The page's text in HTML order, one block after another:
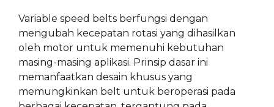
Variable speed belts berfungsi dengan
mengubah kecepatan rotasi yang dihasilkan
oleh motor untuk memenuhi kebutuhan
masing-masing aplikasi. Prinsip dasar ini
memanfaatkan desain khusus yang
memungkinkan belt untuk beroperasi pada